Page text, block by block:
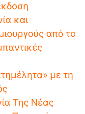
και
από το
με τη
Της Νέας